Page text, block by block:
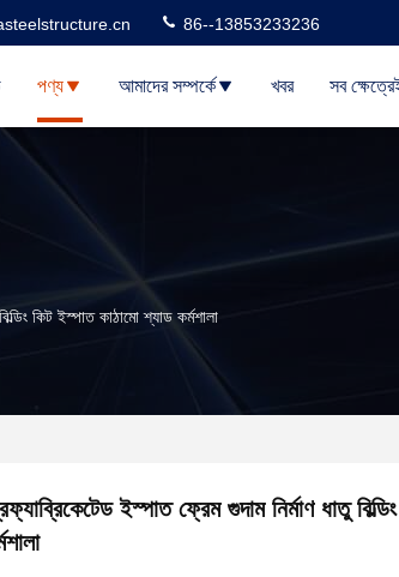
86--13853233236
পণ্য আমাদের সম্পর্কে খবর সব
কিট ইস্পাত কাঠামো শ্যাড কর্মশালা
ইস্পাত ফ্রেম গুদাম নির্মাণ ধাতু